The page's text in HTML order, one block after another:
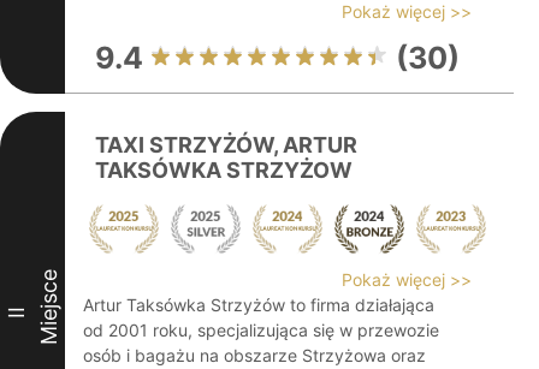
Pokaż więcej >>
9.4 (30)
II Miejsce
TAXI STRZYŻÓW, ARTUR
TAKSÓWKA STRZYŻOW
Pokaż więcej >>
Artur Taksówka Strzyżów to firma działająca
od 2001 roku, specjalizująca się w przewozie
osób i bagażu na obszarze Strzyżowa oraz